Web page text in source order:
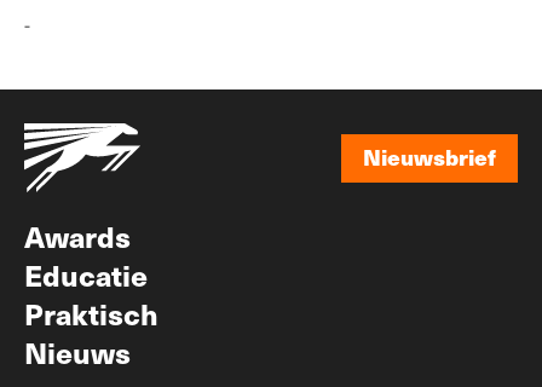
-
Nieuwsbrief
Awards
Educatie
Praktisch
Nieuws